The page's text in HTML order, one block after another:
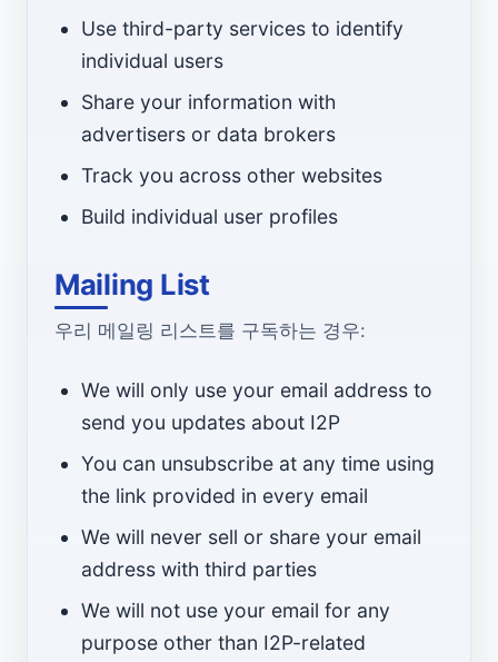
Use third-party services to identify
individual users
Share your information with
advertisers or data brokers
Track you across other websites
Build individual user profiles
Mailing List
우리 메일링 리스트를 구독하는 경우:
We will only use your email address to
send you updates about I2P
You can unsubscribe at any time using
the link provided in every email
We will never sell or share your email
address with third parties
We will not use your email for any
purpose other than I2P-related